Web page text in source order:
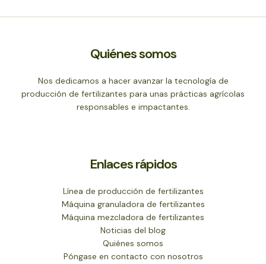
Quiénes somos
Nos dedicamos a hacer avanzar la tecnología de
producción de fertilizantes para unas prácticas agrícolas
responsables e impactantes.
Enlaces rápidos
Línea de producción de fertilizantes
Máquina granuladora de fertilizantes
Máquina mezcladora de fertilizantes
Noticias del blog
Quiénes somos
Póngase en contacto con nosotros